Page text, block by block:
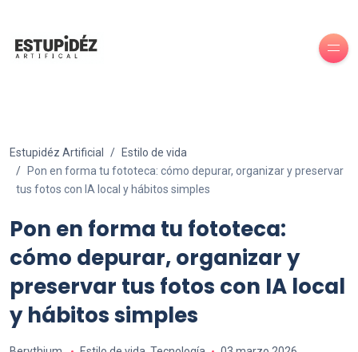
Estupidéz Artificial
Estilo de vida
Pon en forma tu fototeca: cómo depurar, organizar y preservar
tus fotos con IA local y hábitos simples
Pon en forma tu fototeca:
cómo depurar, organizar y
preservar tus fotos con IA local
y hábitos simples